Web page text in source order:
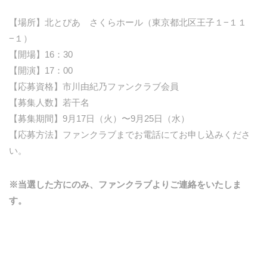
【場所】北とぴあ さくらホール（東京都北区王子１−１１
−１）
【開場】16：30
【開演】17：00
【応募資格】市川由紀乃ファンクラブ会員
【募集人数】若干名
【募集期間】9月17日（火）〜9月25日（水）
【応募方法】ファンクラブまでお電話にてお申し込みくださ
い。
※当選した方にのみ、ファンクラブよりご連絡をいたしま
す。